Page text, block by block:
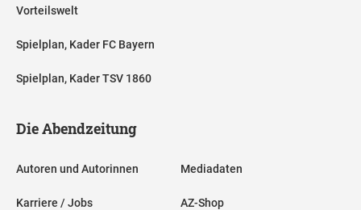
Vorteilswelt
Spielplan, Kader FC Bayern
Spielplan, Kader TSV 1860
Die Abendzeitung
Autoren und Autorinnen
Karriere / Jobs
Mediadaten
AZ-Shop